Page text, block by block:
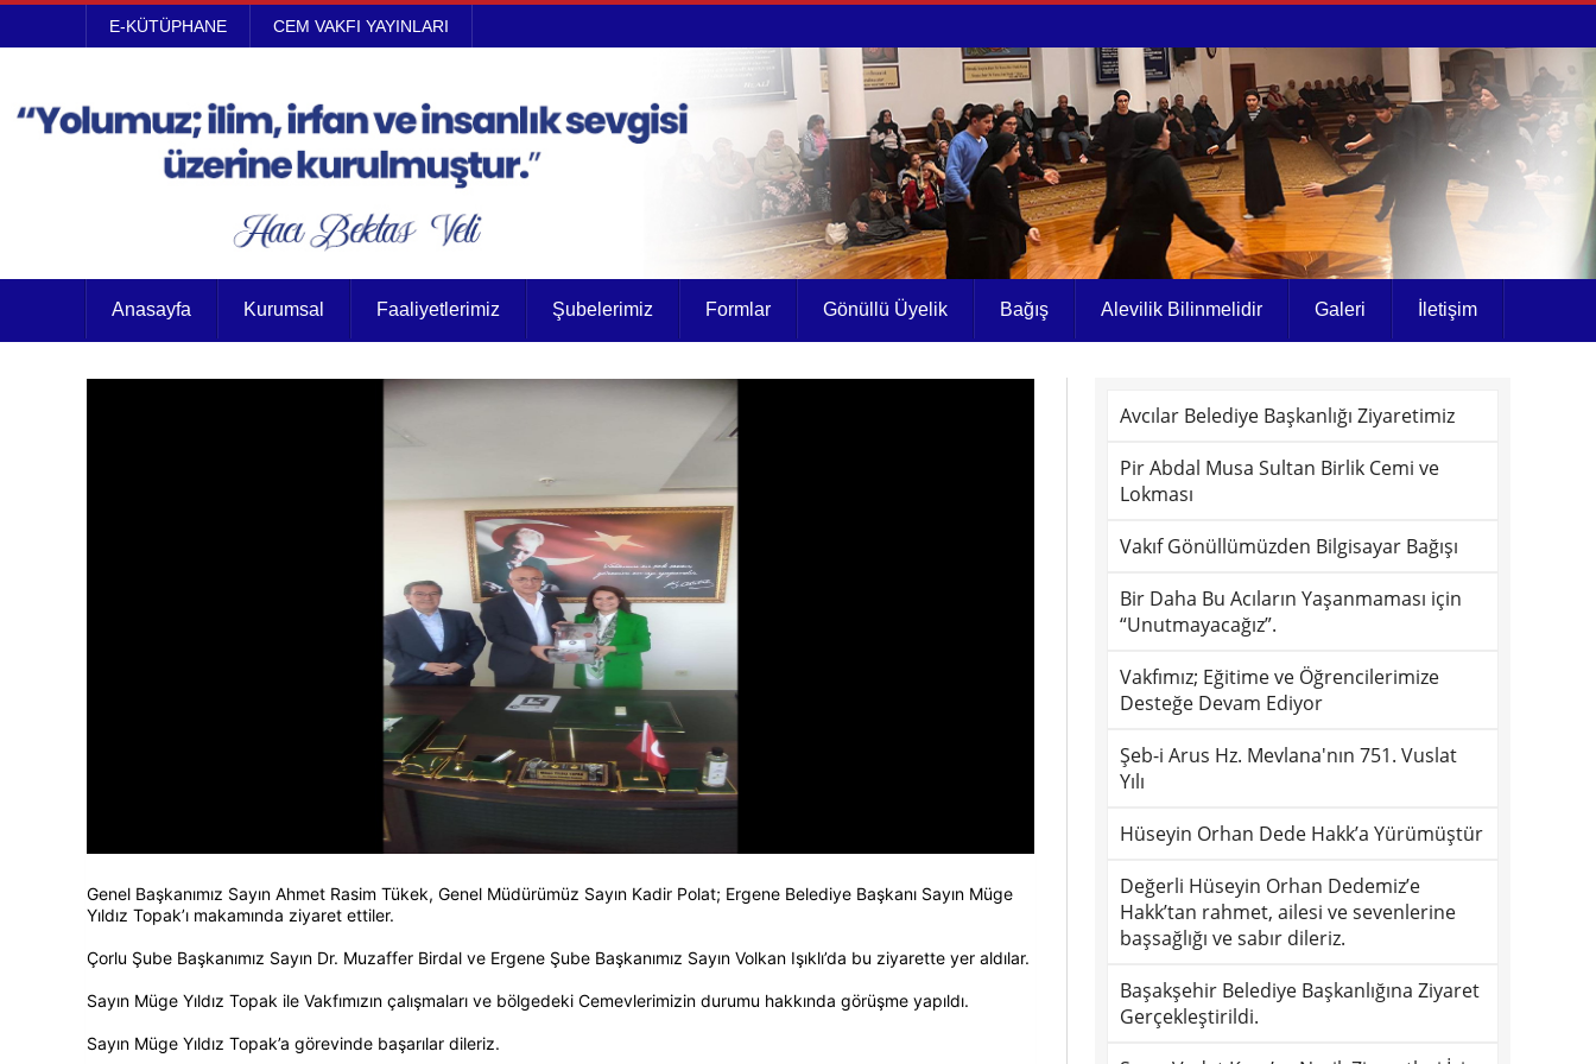
E-KÜTÜPHANE CEM VAKFI YAYINLARI
Anasayfa Kurumsal Faaliyetlerimiz Şubelerimiz Formlar Gönüllü Üyelik Bağış Alevilik Bilinmelidir Galeri İletişim
Genel Başkanımız Sayın Ahmet Rasim Tükek, Genel Müdürümüz Sayın Kadir Polat; Ergene Belediye Başkanı Sayın Müge
Yıldız Topak’ı makamında ziyaret ettiler.
Çorlu Şube Başkanımız Sayın Dr. Muzaffer Birdal ve Ergene Şube Başkanımız Sayın Volkan Işıklı’da bu ziyarette yer aldılar.
Sayın Müge Yıldız Topak ile Vakfımızın çalışmaları ve bölgedeki Cemevlerimizin durumu hakkında görüşme yapıldı.
Sayın Müge Yıldız Topak’a görevinde başarılar dileriz.
Avcılar Belediye Başkanlığı Ziyaretimiz
Pir Abdal Musa Sultan Birlik Cemi ve
Lokması
Vakıf Gönüllümüzden Bilgisayar Bağışı
Bir Daha Bu Acıların Yaşanmaması için
“Unutmayacağız”.
Vakfımız; Eğitime ve Öğrencilerimize
Desteğe Devam Ediyor
Şeb-i Arus Hz. Mevlana'nın 751. Vuslat
Yılı
Hüseyin Orhan Dede Hakk’a Yürümüştür
Değerli Hüseyin Orhan Dedemiz’e
Hakk’tan rahmet, ailesi ve sevenlerine
başsağlığı ve sabır dileriz.
Başakşehir Belediye Başkanlığına Ziyaret
Gerçekleştirildi.